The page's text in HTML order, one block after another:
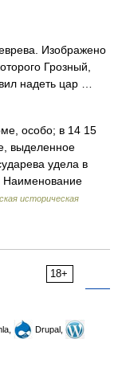
Изображено
Грозный,
надеть цар …
особо; в 14 15
выделенное
удела в
Наименование
историческая
18+
Drupal,